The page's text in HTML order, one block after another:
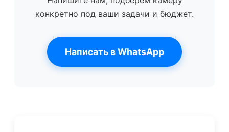
конкретно под ваши задачи и бюджет.
Написать в WhatsApp